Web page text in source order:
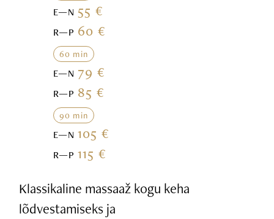
E—N 55 €
R—P 60 €
60 min
E—N 79 €
R—P 85 €
90 min
E—N105 €
R—P115 €
Klassikaline massaaž kogu keha
lõdvestamiseks ja